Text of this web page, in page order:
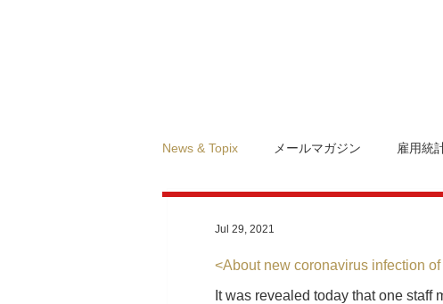
News & Topix メールマガジン 雇用統
<About new coronavirus infection of
It was revealed today that one staff
Jul 29, 2021